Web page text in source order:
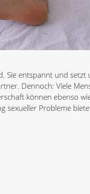
Sie entspannt und
Dennoch: Viele
können ebenso
sexueller Probleme